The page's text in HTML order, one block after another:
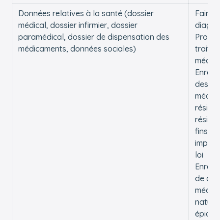
Données relatives à la santé (dossier
médical, dossier infirmier, dossier
paramédical, dossier de dispensation des
médicaments, données sociales)
Faire
des
fins
loi
de
nature